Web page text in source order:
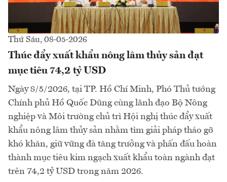
Thứ Sáu, 08-05-2026
Thúc đẩy xuất khẩu nông lâm thủy sản đạt
mục tiêu 74,2 tỷ USD
Ngày 8/5/2026, tại TP. Hồ Chí Minh, Phó Thủ tướng
Chính phủ Hồ Quốc Dũng cùng lãnh đạo Bộ Nông
nghiệp và Môi trường chủ trì Hội nghị thúc đẩy xuất
khẩu nông lâm thủy sản nhằm tìm giải pháp tháo gỡ
khó khăn, giữ vững đà tăng trưởng và phấn đấu hoàn
thành mục tiêu kim ngạch xuất khẩu toàn ngành đạt
trên 74,2 tỷ USD trong năm 2026.